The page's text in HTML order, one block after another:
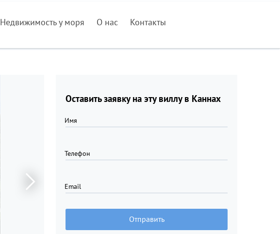
Недвижимость у моря О нас Контакты
Оставить заявку на эту виллу в Каннах
Имя
Телефон
Email
Отправить